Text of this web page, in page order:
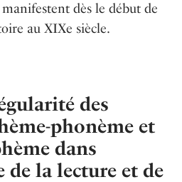
dès le début de
au XIXe siècle.
des
phonème et
dans
de la lecture et de